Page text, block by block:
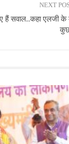
NEXT
हैं सवाल..कहा एलजी के